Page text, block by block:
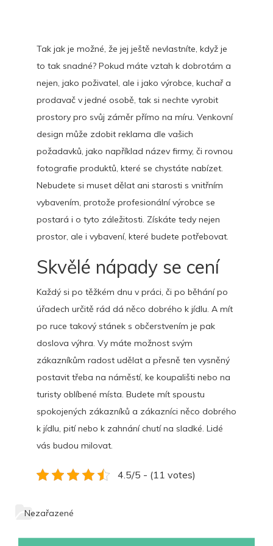
Tak jak je možné, že jej ještě nevlastníte, když je
to tak snadné? Pokud máte vztah k dobrotám a
nejen, jako poživatel, ale i jako výrobce, kuchař a
prodavač v jedné osobě, tak si nechte vyrobit
prostory pro svůj záměr přímo na míru. Venkovní
design může zdobit reklama dle vašich
požadavků, jako například název firmy, či rovnou
fotografie produktů, které se chystáte nabízet.
Nebudete si muset dělat ani starosti s vnitřním
vybavením, protože profesionální výrobce se
postará i o tyto záležitosti. Získáte tedy nejen
prostor, ale i vybavení, které budete potřebovat.
Skvělé nápady se cení
Každý si po těžkém dnu v práci, či po běhání po
úřadech určitě rád dá něco dobrého k jídlu. A mít
po ruce takový stánek s občerstvením je pak
doslova výhra. Vy máte možnost svým
zákazníkům radost udělat a přesně ten vysněný
postavit třeba na náměstí, ke koupališti nebo na
turisty oblíbené místa. Budete mít spoustu
spokojených zákazníků a zákazníci něco dobrého
k jídlu, pití nebo k zahnání chutí na sladké. Lidé
vás budou milovat.
4.5/5 - (11 votes)
Nezařazené